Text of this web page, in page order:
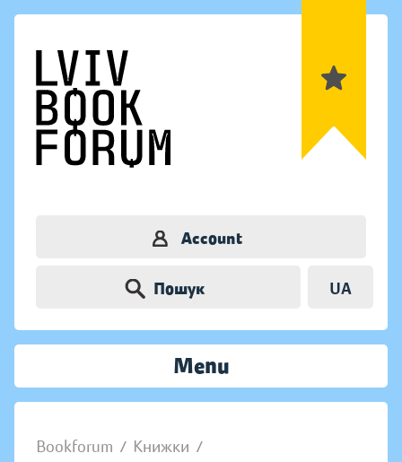
Account
Пошук UA
Menu
Bookforum / Книжки /